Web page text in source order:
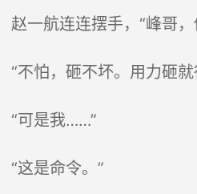
赵一航连连摆手，“峰哥
“不怕，砸不坏。用力砸就
“可是我……”
“这是命令。”